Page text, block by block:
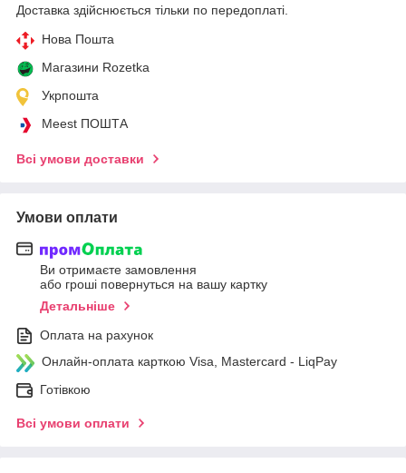
Доставка здійснюється тільки по передоплаті.
Нова Пошта
Магазини Rozetka
Укрпошта
Meest ПОШТА
Всі умови доставки
Умови оплати
Ви отримаєте замовлення
або гроші повернуться на вашу картку
Детальніше
Оплата на рахунок
Онлайн-оплата карткою Visa, Mastercard - LiqPay
Готівкою
Всі умови оплати